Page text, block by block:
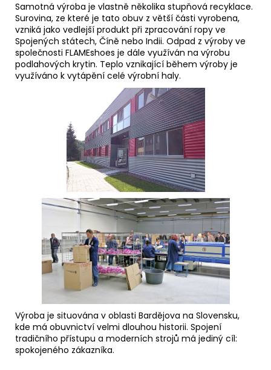
Samotná výroba je vlastně několika stupňová recyklace.
Surovina, ze které je tato obuv z větší části vyrobena,
vzniká jako vedlejší produkt při zpracování ropy ve
Spojených státech, Číně nebo Indii. Odpad z výroby ve
společnosti FLAMEshoes je dále využíván na výrobu
podlahových krytin. Teplo vznikající během výroby je
využíváno k vytápění celé výrobní haly.
Výroba je situována v oblasti Bardějova na Slovensku,
kde má obuvnictví velmi dlouhou historii. Spojení
tradičního přístupu a moderních strojů má jediný cíl:
spokojeného zákazníka.